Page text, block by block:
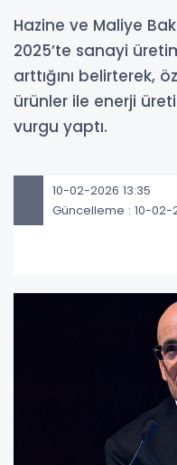
Hazine ve Maliye
2025’te sanayi
arttığını belirterek,
ürünler ile enerji
vurgu yaptı.
10-02-2026 13:35
Güncelleme : 10-02-